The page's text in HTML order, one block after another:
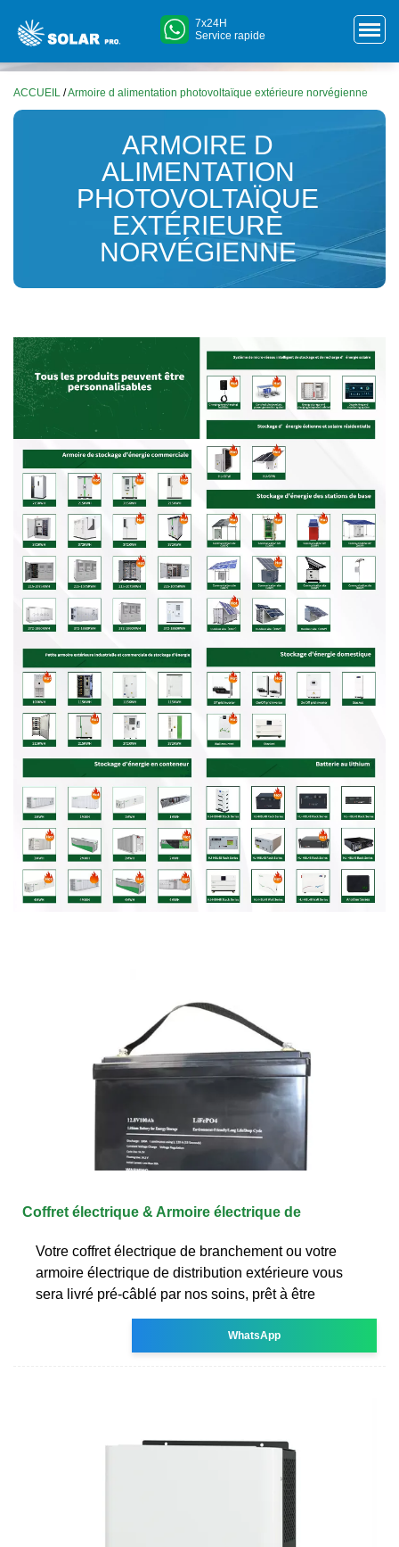
7x24H
Service rapide
ACCUEIL /Armoire d alimentation photovoltaïque extérieure norvégienne
ARMOIRE D
ALIMENTATION
PHOTOVOLTAÏQUE
EXTÉRIEURE
NORVÉGIENNE
Coffret électrique & Armoire électrique de
Votre coffret électrique de branchement ou votre
armoire électrique de distribution extérieure vous
sera livré pré-câblé par nos soins, prêt à être
WhatsApp